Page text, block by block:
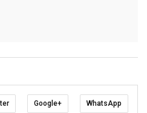
Google+ WhatsApp